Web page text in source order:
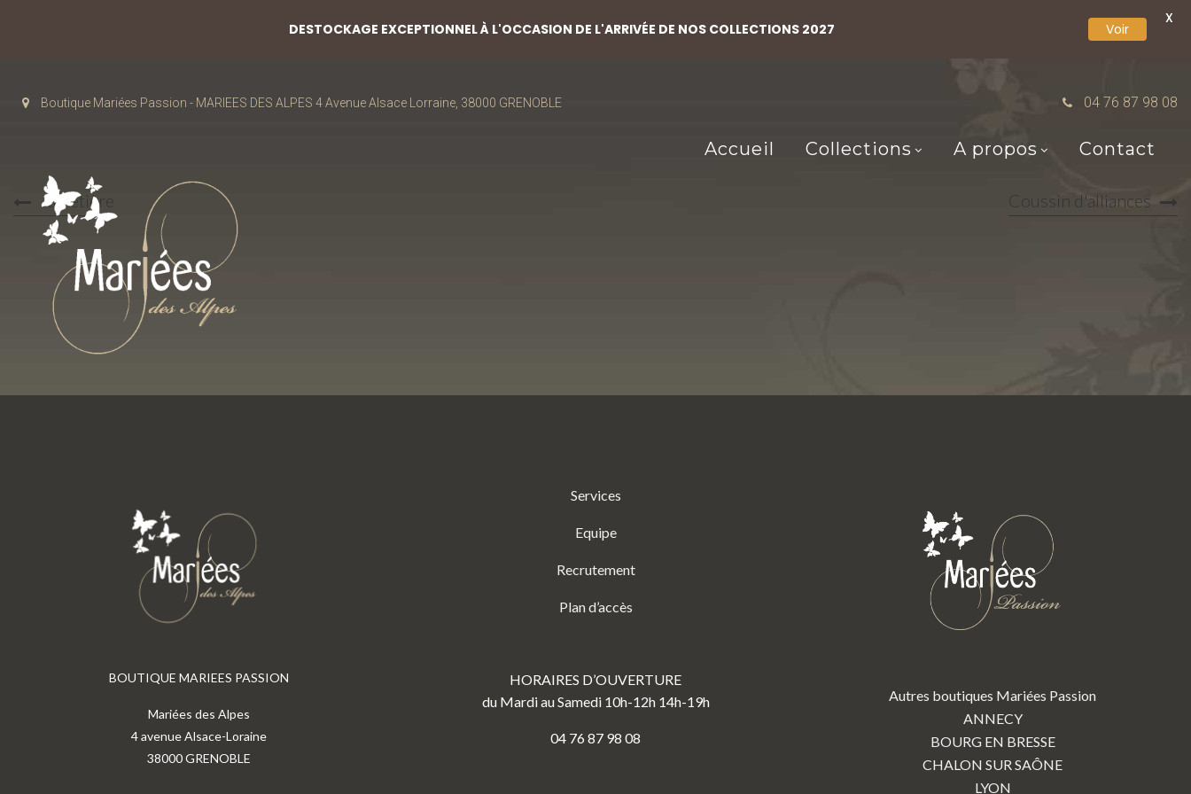
Boutique Mariées Passion - MARIEES DES ALPES 4 Avenue Alsace Lorraine, 38000 GRENOBLE 04 76 87 98 08
Accueil Collections A propos Contact
Jarretière Coussin d'alliances
BOUTIQUE MARIEES PASSION
Mariées des Alpes
4 avenue Alsace-Loraine
38000 GRENOBLE
Services
Equipe
Recrutement
Plan d’accès
HORAIRES D’OUVERTURE
du Mardi au Samedi 10h-12h 14h-19h
04 76 87 98 08
Autres boutiques Mariées Passion
ANNECY
BOURG EN BRESSE
CHALON SUR SAÔNE
LYON
DESTOCKAGE EXCEPTIONNEL À L'OCCASION DE L'ARRIVÉE DE NOS COLLECTIONS 2027 Voir
X